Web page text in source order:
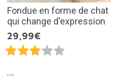
Fondue en forme de chat
qui change d'expression
29,99€